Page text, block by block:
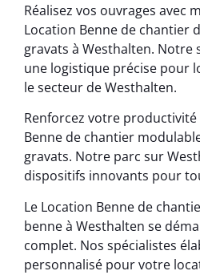
Réalisez vos ouvrages avec
Location Benne de chantier
gravats à Westhalten.
une logistique précise pour
le secteur de Westhalten.
Renforcez votre productivité
Benne de chantier
gravats. Notre parc sur
dispositifs innovants pour
Le Location Benne de
benne à Westhalten se
complet. Nos spécialistes
personnalisé pour votre